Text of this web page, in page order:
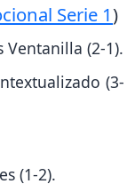
Serie 1)
Ventanilla (2-1).
(3-
(1-2).